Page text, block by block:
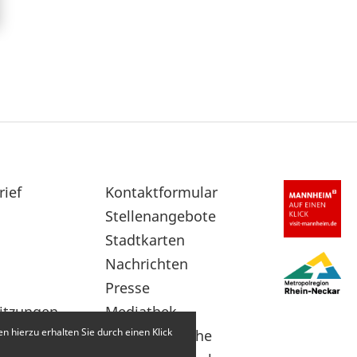
Sekundärnavigation
im
Fußbereich
Kontaktformular
Stellenangebote
Stadtkarten
Nachrichten
Presse
Mediathek
Leichte Sprache
hierzu erhalten Sie durch einen Klick